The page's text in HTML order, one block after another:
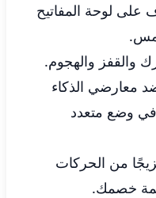
لوحة المفاتيح
والقفز والهجوم.
معارضي الذكاء
في وضع متعدد
من الحركات
خصمك.